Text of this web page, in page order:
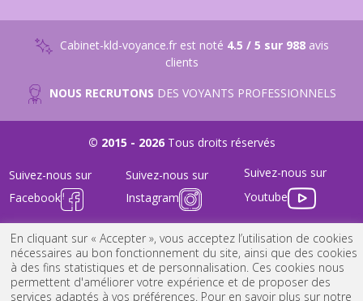
Cabinet-kld-voyance.fr est noté 4.5 / 5 sur 988avis
clients
NOUS RECRUTONS DES VOYANTS PROFESSIONNELS
© 2015 - 2026Tous droits réservés
Suivez-nous sur
Facebook
Suivez-nous sur
Instagram
Suivez-nous sur
Youtube
FAQ - Nous Contacter - Mentions Légales - Conditions générales
En cliquant sur « Accepter », vous acceptez l’utilisation de cookies
nécessaires au bon fonctionnement du site, ainsi que des cookies
à des fins statistiques et de personnalisation. Ces cookies nous
permettent d'améliorer votre expérience et de proposer des
services adaptés à vos préférences. Pour en savoir plus sur notre